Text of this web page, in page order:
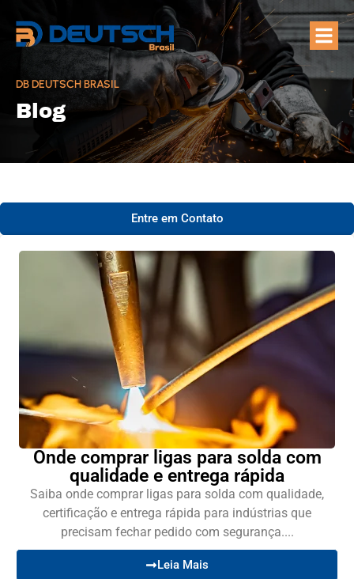
DB DEUTSCH BRASIL
Blog
Entre em Contato
Onde comprar ligas para solda com
qualidade e entrega rápida
Saiba onde comprar ligas para solda com qualidade,
certificação e entrega rápida para indústrias que
precisam fechar pedido com segurança....
Leia Mais